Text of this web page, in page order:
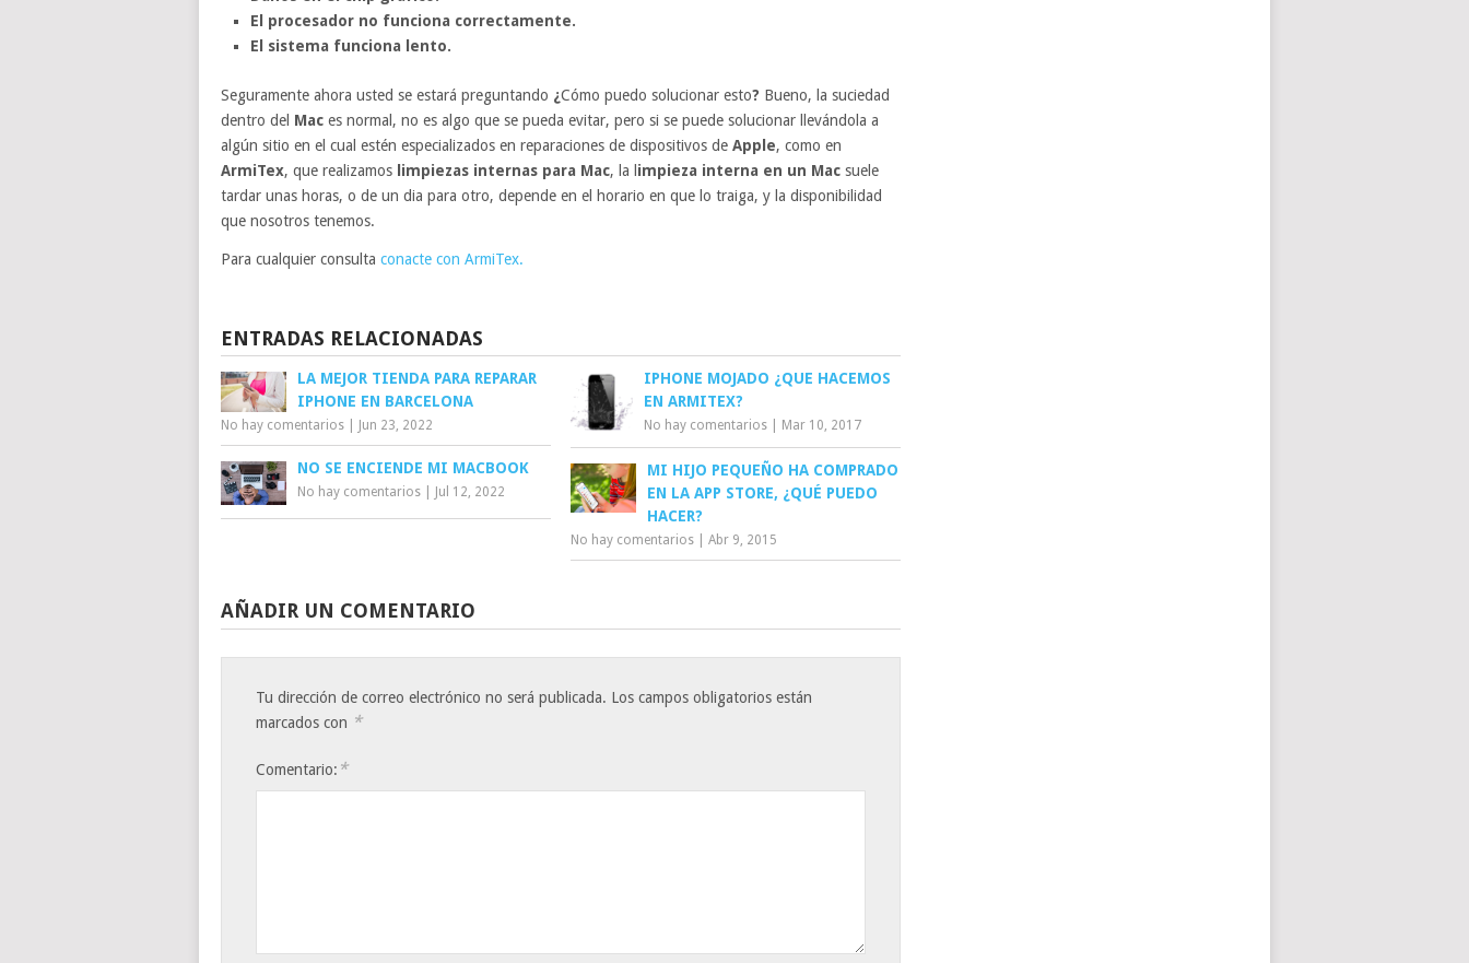
El procesador no funciona correctamente.
El sistema funciona lento.
Seguramente ahora usted se estará preguntando ¿Cómo puedo solucionar esto? Bueno, la suciedad
dentro del Mac es normal, no es algo que se pueda evitar, pero si se puede solucionar llevándola a
algún sitio en el cual estén especializados en reparaciones de dispositivos de Apple, como en
ArmiTex, que realizamos limpiezas internas para Mac, la l impieza interna en un Mac suele
tardar unas horas, o de un dia para otro, depende en el horario en que lo traiga, y la disponibilidad
que nosotros tenemos.
Para cualquier consulta conacte con ArmiTex.
ENTRADAS RELACIONADAS
LA MEJOR TIENDA PARA REPARAR
IPHONE EN BARCELONA
No hay comentarios Jun 23, 2022
IPHONE MOJADO ¿QUE HACEMOS
EN ARMITEX?
No hay comentarios Mar 10, 2017
NO SE ENCIENDE MI MACBOOK
No hay comentarios Jul 12, 2022
MI HIJO PEQUEÑO HA COMPRADO
EN LA APP STORE, ¿QUÉ PUEDO
HACER?
No hay comentarios |Abr 9, 2015
AÑADIR UN COMENTARIO
Tu dirección de correo electrónico no será publicada. Los campos obligatorios están
marcados con *
Comentario: *